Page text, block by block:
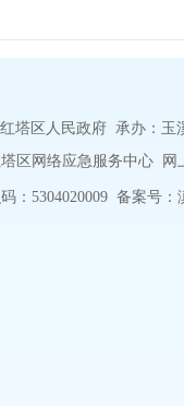
塔区人民政府 承办：玉
区网络应急服务中心 网
：5304020009备案号：